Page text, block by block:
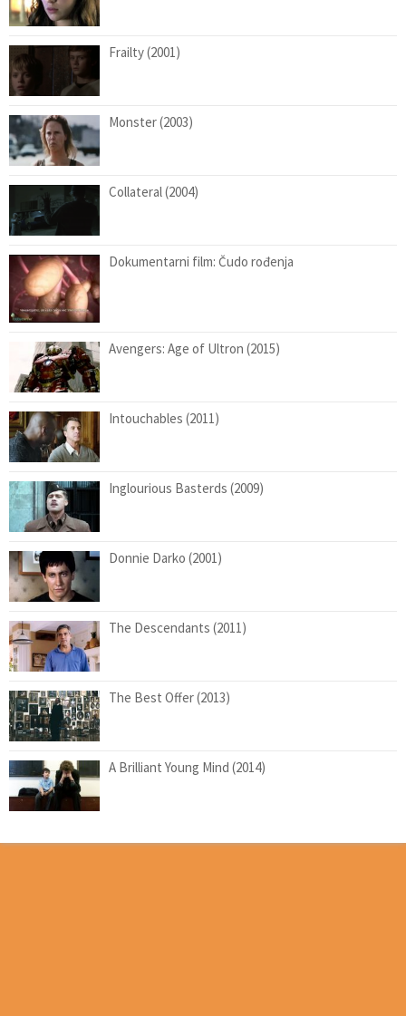
Frailty (2001)
Monster (2003)
Collateral (2004)
Dokumentarni film: Čudo rođenja
Avengers: Age of Ultron (2015)
Intouchables (2011)
Inglourious Basterds (2009)
Donnie Darko (2001)
The Descendants (2011)
The Best Offer (2013)
A Brilliant Young Mind (2014)